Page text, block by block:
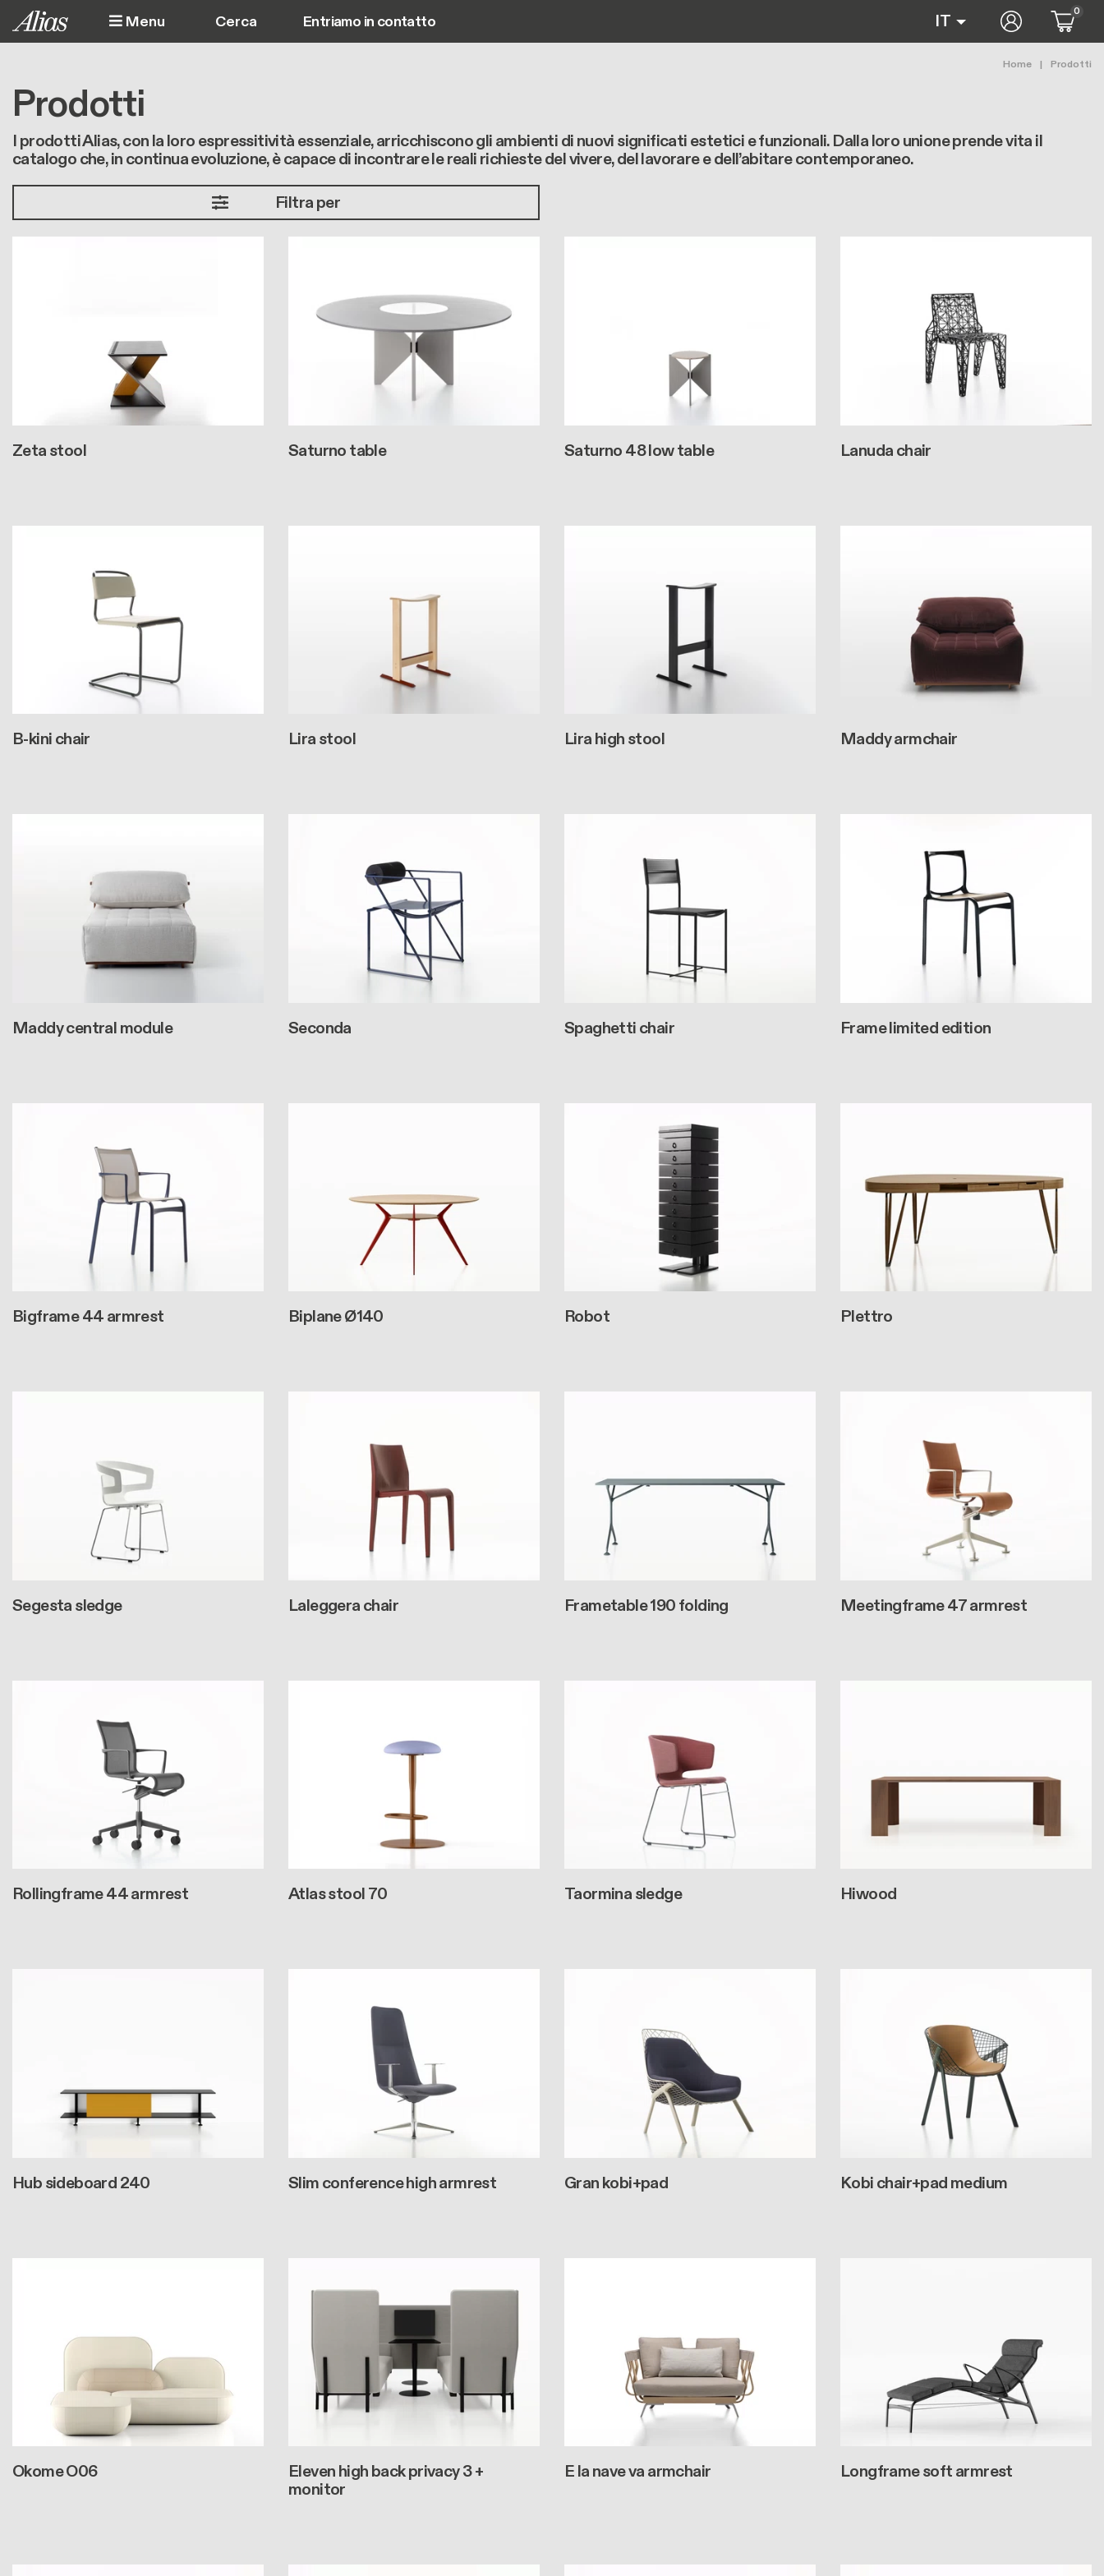
Salta al contenuto principale
Menu Main navigation
Entriamo in contatto IT User 0
Home Prodotti
Prodotti
I prodotti Alias, con la loro espressitività essenziale, arricchiscono gli ambienti di nuovi significati estetici e funzionali. Dalla loro unione prende vita il
catalogo che, in continua evoluzione, è capace di incontrare le reali richieste del vivere, del lavorare e dell’abitare contemporaneo.
Filtra per
Zeta stool Saturno table Saturno 48 low table Lanuda chair
B-kini chair Lira stool Lira high stool Maddy armchair
Maddy central module Seconda Spaghetti chair Frame limited edition
Bigframe 44 armrest Biplane Ø140 Robot Plettro
Segesta sledge Laleggera chair Frametable 190 folding Meetingframe 47 armrest
Rollingframe 44 armrest Atlas stool 70 Taormina sledge Hiwood
Hub sideboard 240 Slim conference high armrest Gran kobi+pad Kobi chair+pad medium
Okome O06
Eleven high back privacy 3 +
monitor
E la nave va armchair Longframe soft armrest